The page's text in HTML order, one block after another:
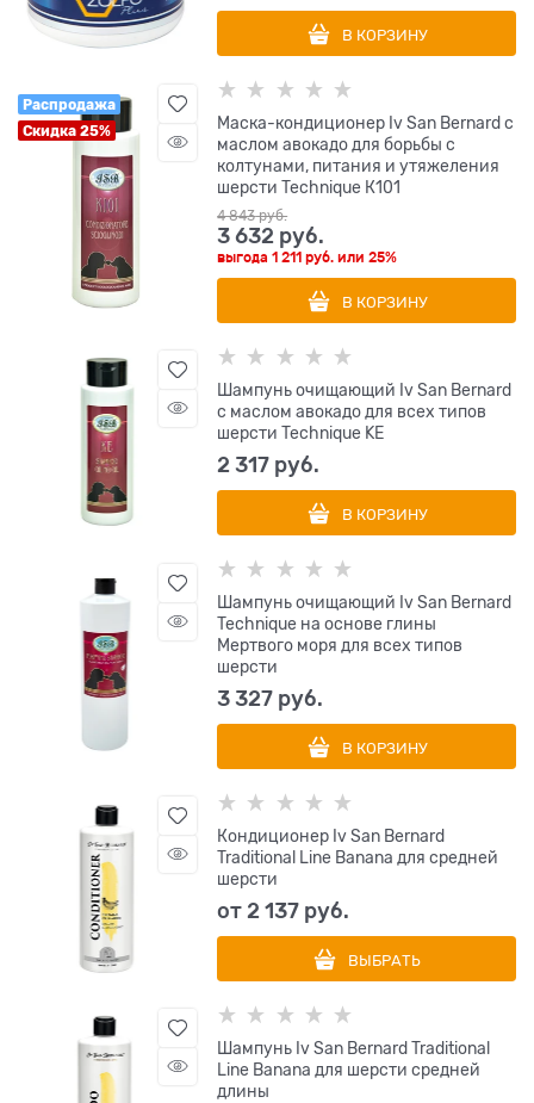
В КОРЗИНУ
Распродажа
Скидка 25%
Маска-кондиционер Iv San Bernard с
маслом авокадо для борьбы с
колтунами, питания и утяжеления
шерсти Technique К101
4 843 руб.
3 632 руб.
выгода1 211 руб. или25%
В КОРЗИНУ
Шампунь очищающий Iv San Bernard
с маслом авокадо для всех типов
шерсти Technique KE
2 317 руб.
В КОРЗИНУ
Шампунь очищающий Iv San Bernard
Technique на основе глины
Мертвого моря для всех типов
шерсти
3 327 руб.
В КОРЗИНУ
Кондиционер Iv San Bernard
Traditional Line Banana для средней
шерсти
от2 137 руб.
ВЫБРАТЬ
Шампунь Iv San Bernard Traditional
Line Banana для шерсти средней
длины